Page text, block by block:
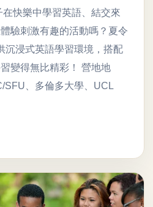
快樂中學習英語、結交來
驗刺激有趣的活動嗎？夏令
沉浸式英語學習環境，搭配
變得無比精彩！ 營地地
SFU、多倫多大學、UCL